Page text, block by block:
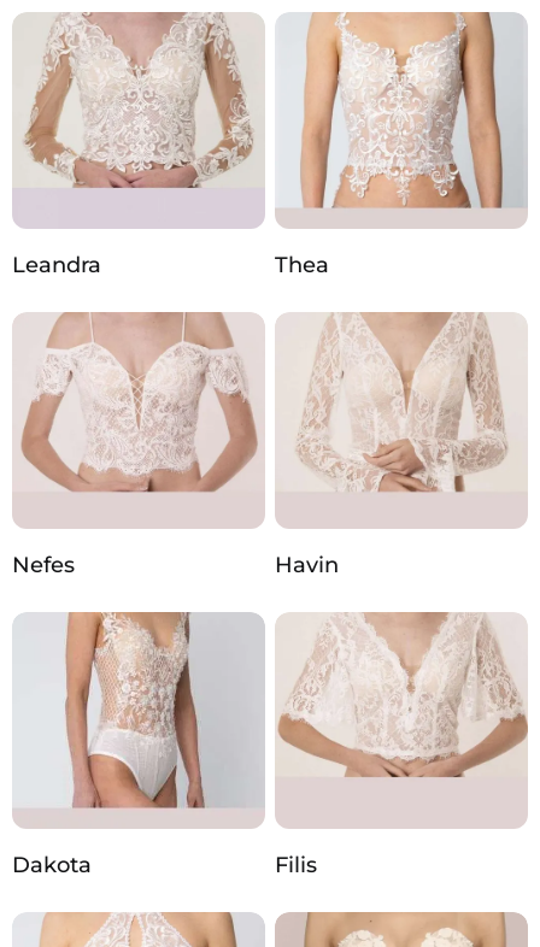
Leandra Thea
Nefes Havin
Dakota Filis